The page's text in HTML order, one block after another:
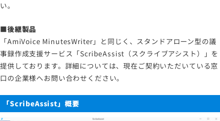
い。
■後継製品
「AmiVoice MinutesWriter」と同じく、スタンドアローン型の議
事録作成支援サービス「ScribeAssist（スクライブアシスト）」を
提供しております。詳細については、現在ご契約いただいている窓
口の企業様へお問い合わせください。
「ScribeAssist 」概要